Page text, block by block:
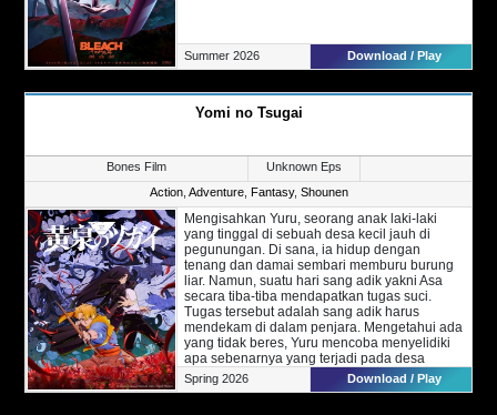
Summer 2026 Download / Play
Yomi no Tsugai
Bones Film
Unknown Eps
Action, Adventure, Fantasy, Shounen
Mengisahkan Yuru, seorang anak laki-laki
yang tinggal di sebuah desa kecil jauh di
pegunungan. Di sana, ia hidup dengan
tenang dan damai sembari memburu burung
liar. Namun, suatu hari sang adik yakni Asa
secara tiba-tiba mendapatkan tugas suci.
Tugas tersebut adalah sang adik harus
mendekam di dalam penjara. Mengetahui ada
yang tidak beres, Yuru mencoba menyelidiki
apa sebenarnya yang terjadi pada desa
tersebut. Apakah ada sesuatu yang
disembunyikan darinya?
Spring 2026 Download / Play